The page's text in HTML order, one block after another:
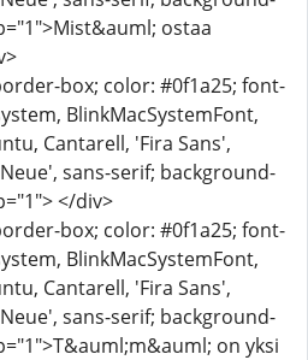
ostaa
box; color: #0f1a25; font-
BlinkMacSystemFont,
Cantarell, 'Fira Sans',
sans-serif; background-
</div>
box; color: #0f1a25; font-
BlinkMacSystemFont,
Cantarell, 'Fira Sans',
sans-serif; background-
on yksi